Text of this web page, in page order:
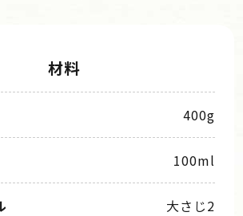
材料
400g
100ml
大さじ2